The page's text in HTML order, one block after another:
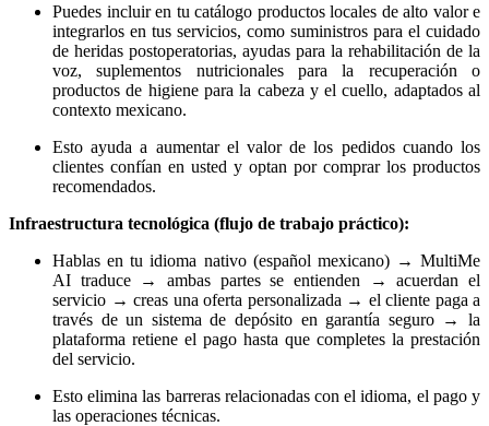
Puedes incluir en tu catálogo productos locales de alto valor e
integrarlos en tus servicios, como suministros para el cuidado
de heridas postoperatorias, ayudas para la rehabilitación de la
voz, suplementos nutricionales para la recuperación o
productos de higiene para la cabeza y el cuello, adaptados al
contexto mexicano.
Esto ayuda a aumentar el valor de los pedidos cuando los
clientes confían en usted y optan por comprar los productos
recomendados.
Infraestructura tecnológica (flujo de trabajo práctico):
Hablas en tu idioma nativo (español mexicano) → MultiMe
AI traduce → ambas partes se entienden → acuerdan el
servicio → creas una oferta personalizada → el cliente paga a
través de un sistema de depósito en garantía seguro → la
plataforma retiene el pago hasta que completes la prestación
del servicio.
Esto elimina las barreras relacionadas con el idioma, el pago y
las operaciones técnicas.